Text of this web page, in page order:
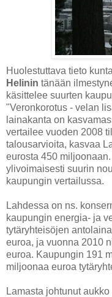
Huolestuttava tieto
Helinin tänään
käsittelee suurten
"Veronkorotus - velan
lainakanta on
vertailee vuoden 2008
talousarvioita, kasvaa
eurosta 450
ylivoimaisesti suurin
kaupungin vertailussa.
Lahdessa on ns.
kaupungin energia- ja
tytäryhteisöjen
euroa, ja vuonna 2010
euroa. Kaupungin 191
miljoonaa euroa
Lamasta johtunut